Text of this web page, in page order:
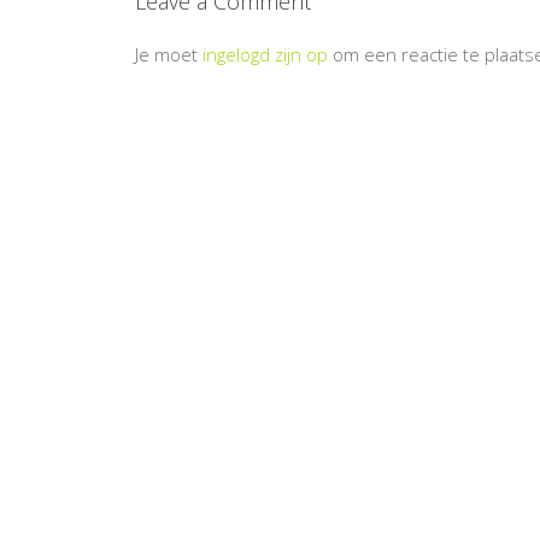
Je moet ingelogd zijn op om een reactie te